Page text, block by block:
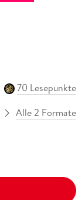
70 Lesepunkte
Alle 2 Formate